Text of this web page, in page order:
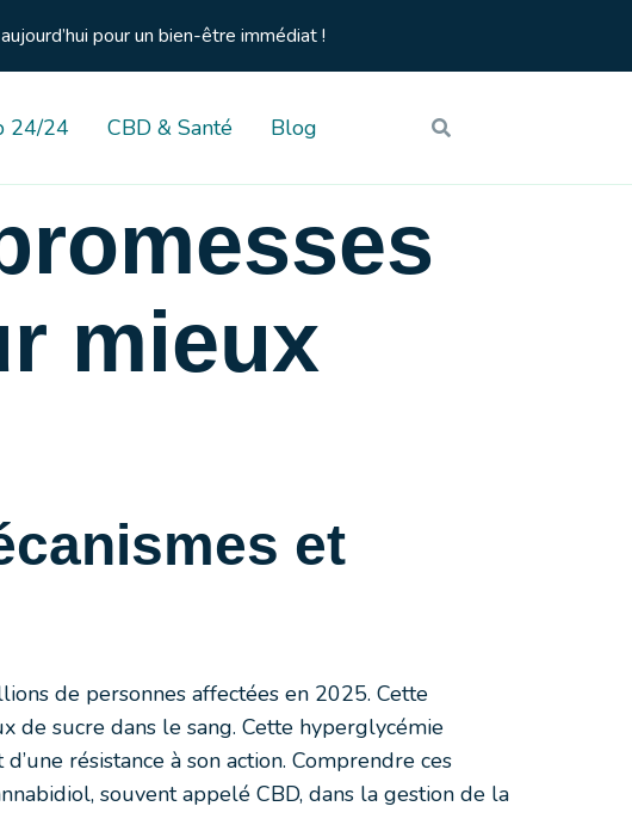
pour un bien-être immédiat !
24/24 CBD & Santé Blog
mieux
et
de personnes affectées en 2025. Cette
de sucre dans le sang. Cette hyperglycémie
résistance à son action. Comprendre ces
souvent appelé CBD, dans la gestion de la